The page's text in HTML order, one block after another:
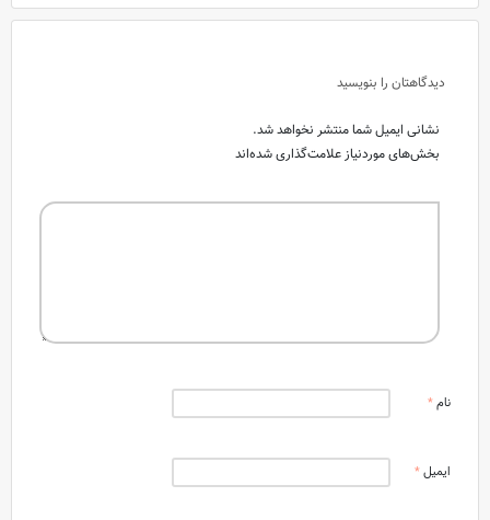
دیدگاهتان را بنویسید
نشانی ایمیل شما منتشر نخواهد شد.
بخش‌های موردنیاز علامت‌گذاری شده‌اند
نام*
ایمیل*